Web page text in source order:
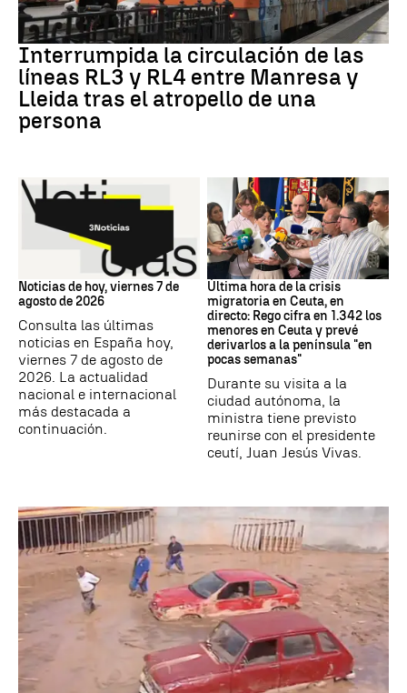
RODALÍES
Interrumpida la circulación de las
líneas RL3 y RL4 entre Manresa y
Lleida tras el atropello de una
persona
Noticias de hoy, viernes 7 de
agosto de 2026
Consulta las últimas
noticias en España hoy,
viernes 7 de agosto de
2026. La actualidad
nacional e internacional
más destacada a
continuación.
Crisis migratoria
Última hora de la crisis
migratoria en Ceuta, en
directo: Rego cifra en 1.342 los
menores en Ceuta y prevé
derivarlos a la península "en
pocas semanas"
Durante su visita a la
ciudad autónoma, la
ministra tiene previsto
reunirse con el presidente
ceutí, Juan Jesús Vivas.